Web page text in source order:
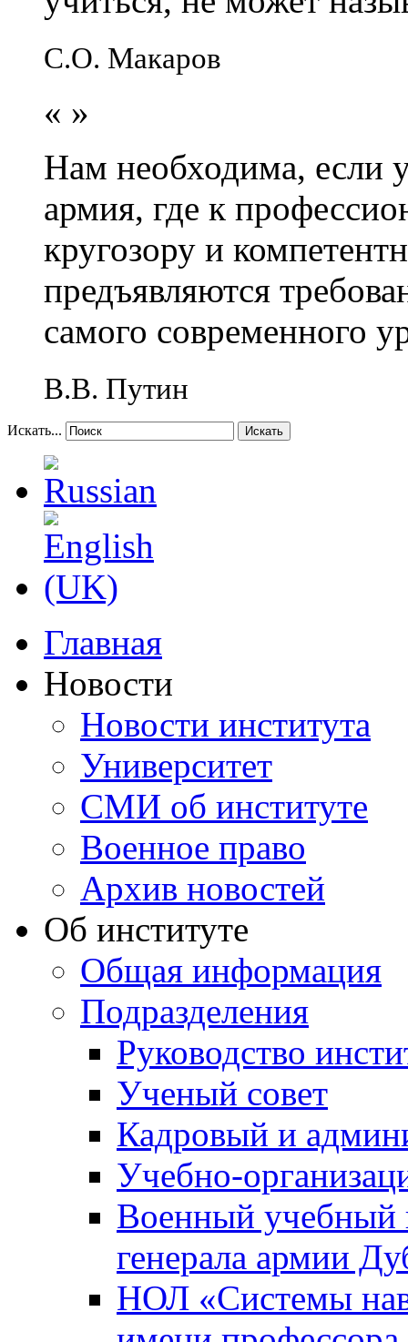
С.О. Макаров
« »
Нам необходима, если
армия, где к
кругозору и
предъявляются
самого современного
В.В. Путин
Искать... Искать
Главная
Новости
Новости института
Университет
СМИ об институте
Военное право
Архив новостей
Об институте
Общая информация
Подразделения
Руководство
Ученый совет
Кадровый и
Учебно-
Военный учебный
генерала армии
НОЛ «Системы